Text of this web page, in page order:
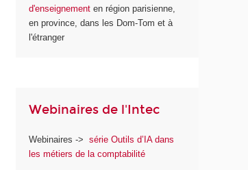
d'enseignementen région parisienne,
en province, dans les Dom-Tom et à
l'étranger
Webinaires de l'Intec
Webinaires ->
série Outils d’IA dans
les métiers de la comptabilité